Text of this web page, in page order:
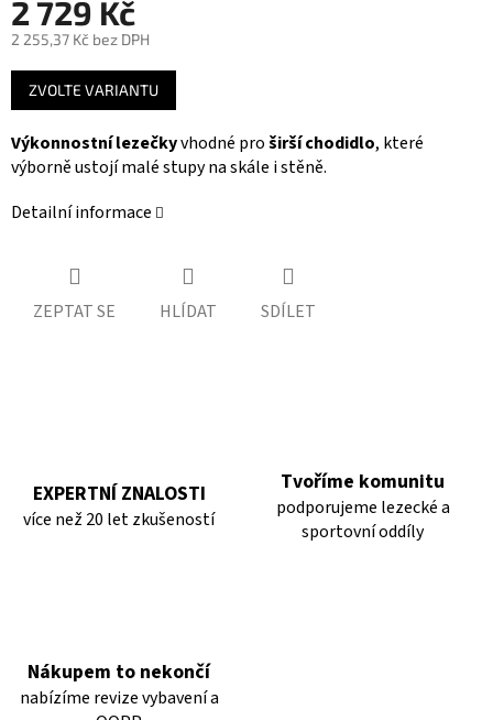
2 729 Kč
2 255,37 Kč bez DPH
Měrná
cena:
ZVOLTE VARIANTU
Výkonnostní lezečkyvhodné proširší chodidlo, které
výborně ustojí malé stupy na skále i stěně.
Detailní informace
ZEPTAT SE HLÍDAT SDÍLET
EXPERTNÍ ZNALOSTI
více než 20 let zkušeností
Tvoříme komunitu
podporujeme lezecké a
sportovní oddíly
Nákupem to nekončí
nabízíme revize vybavení a